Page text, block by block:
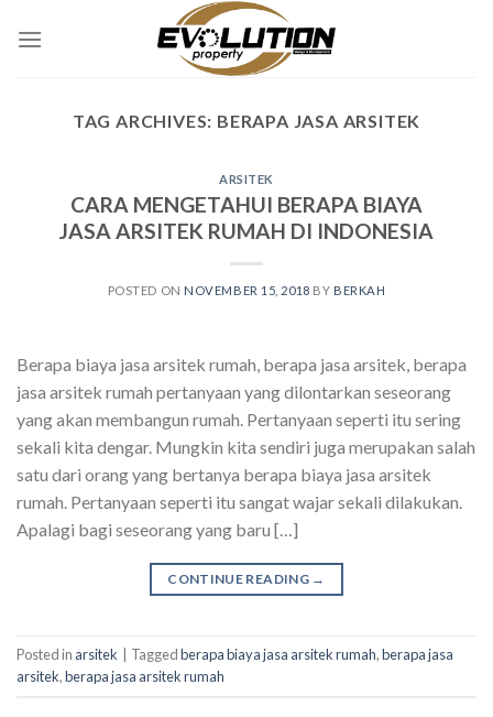
TAG ARCHIVES: BERAPA JASA ARSITEK
ARSITEK
CARA MENGETAHUI BERAPA BIAYA
JASA ARSITEK RUMAH DI INDONESIA
POSTED ON NOVEMBER 15, 2018 BY BERKAH
Berapa biaya jasa arsitek rumah, berapa jasa arsitek, berapa
jasa arsitek rumah pertanyaan yang dilontarkan seseorang
yang akan membangun rumah. Pertanyaan seperti itu sering
sekali kita dengar. Mungkin kita sendiri juga merupakan salah
satu dari orang yang bertanya berapa biaya jasa arsitek
rumah. Pertanyaan seperti itu sangat wajar sekali dilakukan.
Apalagi bagi seseorang yang baru […]
CONTINUE READING →
Posted in arsitek Taggedberapa biaya jasa arsitek rumah,berapa jasa
arsitek,berapa jasa arsitek rumah